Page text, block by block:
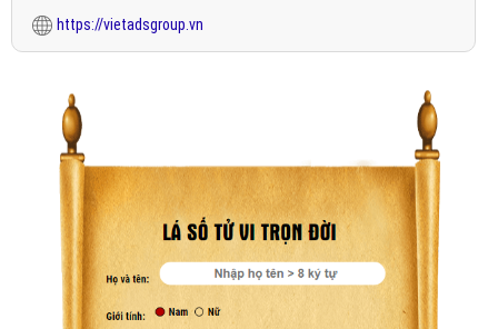
https://vietadsgroup.vn